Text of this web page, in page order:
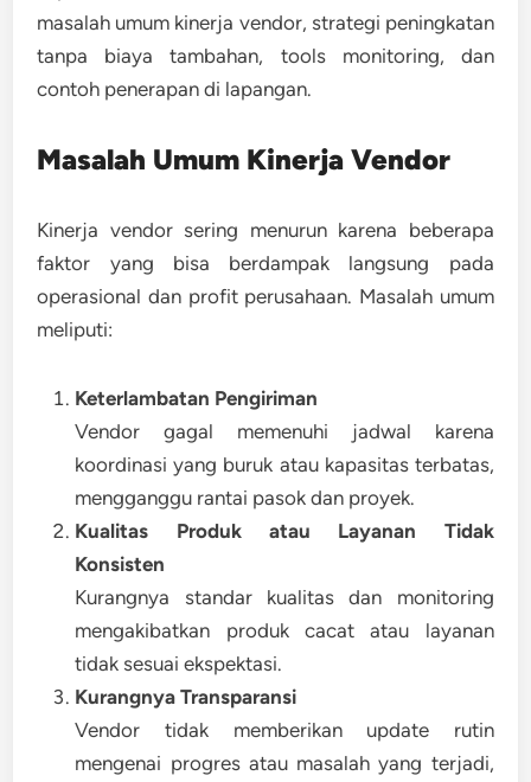
masalah umum kinerja vendor, strategi peningkatan
tanpa biaya tambahan, tools monitoring, dan
contoh penerapan di lapangan.
Masalah Umum Kinerja Vendor
Kinerja vendor sering menurun karena beberapa
faktor yang bisa berdampak langsung pada
operasional dan profit perusahaan. Masalah umum
meliputi:
Keterlambatan Pengiriman
Vendor gagal memenuhi jadwal karena
koordinasi yang buruk atau kapasitas terbatas,
mengganggu rantai pasok dan proyek.
Kualitas Produk atau Layanan Tidak
Konsisten
Kurangnya standar kualitas dan monitoring
mengakibatkan produk cacat atau layanan
tidak sesuai ekspektasi.
Kurangnya Transparansi
Vendor tidak memberikan update rutin
mengenai progres atau masalah yang terjadi,